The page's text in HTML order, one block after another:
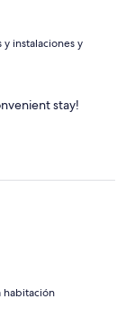
instalaciones y
stay!
habitación